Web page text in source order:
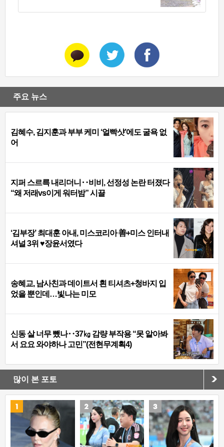
주요 뉴스
김혜수, 김지훈과 부부 케미 ‘얼빡샷’에도 굴욕 없
어
지퍼 스르륵 내리더니‥비비, 선정성 논란 터졌다
“왜 저래vs이게 워터밤” 시끌
‘김부장’ 최대훈 아내, 미스코리아 善+미스 인터내
셔널 3위 ♥장윤서였다
송혜교, 남사친과 데이트서 흰 티셔츠+청바지 입
었을 뿐인데…빛나는 미모
신동 살 너무 뺐나‥37㎏ 감량 부작용 “못 알아봐
서 요요 와야하나 고민”(전현무계획4)
많이 본 포토